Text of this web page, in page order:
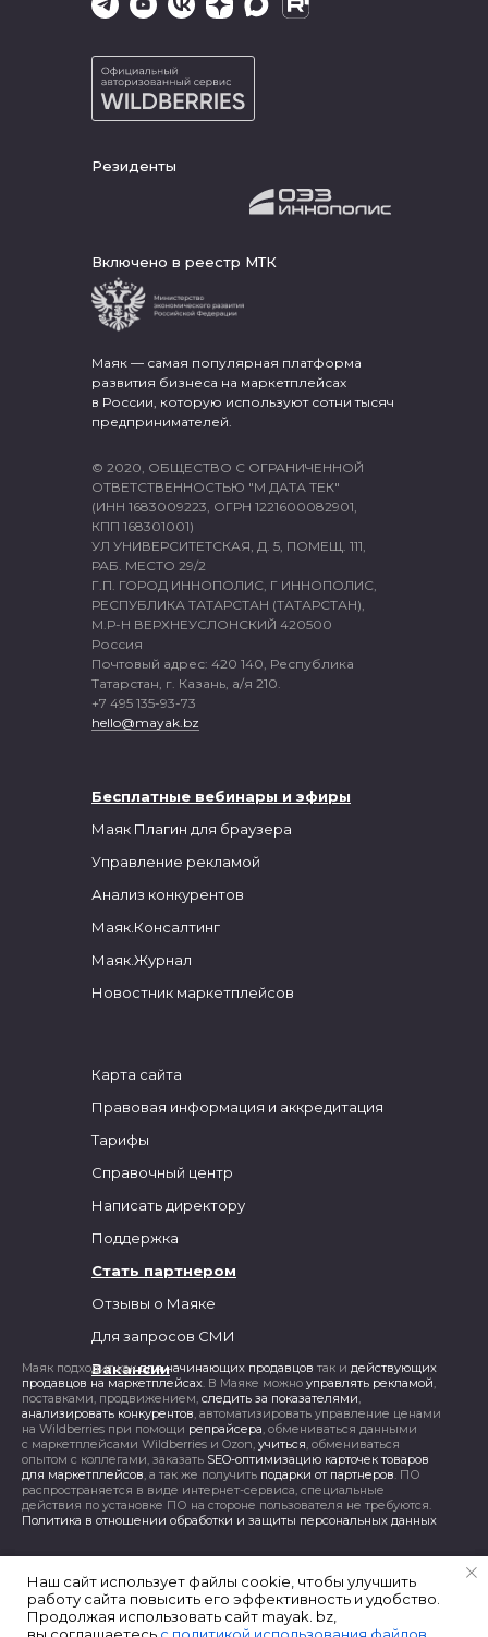
Наш сайт использует файлы cookie, чтобы улучшить
работу сайта повысить его эффективность и удобство.
Продолжая использовать сайт mayak. bz,
Бесплатные вебинары и эфиры
Маяк Плагин для браузера
Управление рекламой
Анализ конкурентов
Маяк.Консалтинг
Маяк.Журнал
Новостник маркетплейсов
Карта сайта
Правовая информация и аккредитация
Тарифы
Справочный центр
Написать директору
Поддержка
Стать партнером
Отзывы о Маяке
Для запросов СМИ
Вакансии
Резиденты
Включено в реестр МТК
Маяк — самая популярная платформа
развития бизнеса на маркетплейсах
в России, которую используют сотни тысяч
предпринимателей.
© 2020, ОБЩЕСТВО С ОГРАНИЧЕННОЙ
ОТВЕТСТВЕННОСТЬЮ "М ДАТА ТЕК"
(ИНН 1683009223, ОГРН 1221600082901,
КПП 168301001)
УЛ УНИВЕРСИТЕТСКАЯ, Д. 5, ПОМЕЩ. 111,
РАБ. МЕСТО 29/2
Г.П. ГОРОД ИННОПОЛИС, Г ИННОПОЛИС,
РЕСПУБЛИКА ТАТАРСТАН (ТАТАРСТАН),
М.Р-Н ВЕРХНЕУСЛОНСКИЙ 420500
Россия
Почтовый адрес: 420 140, Республика
Татарстан, г. Казань, а/я 210.
+7 495 135-93-73
hello@mayak.bz
Маяк подходит какдля начинающих продавцов так и действующих
продавцов на маркетплейсах. В Маяке можно управлять рекламой,
поставками, продвижением, следить за показателями,
анализировать конкурентов, автоматизировать управление ценами
на Wildberries при помощи репрайсера, обмениваться данными
с маркетплейсами Wildberries и Ozon, учиться, обмениваться
опытом с коллегами, заказать SEO-оптимизацию карточек товаров
для маркетплейсов, а так же получить подарки от партнеров. ПО
распространяется в виде интернет-сервиса, специальные
действия по установке ПО на стороне пользователя не требуются.
Политика в отношении обработки и защиты персональных данных
Наш сайт использует файлы cookie, чтобы улучшить
работу сайта повысить его эффективность и удобство.
Продолжая использовать сайт mayak. bz,